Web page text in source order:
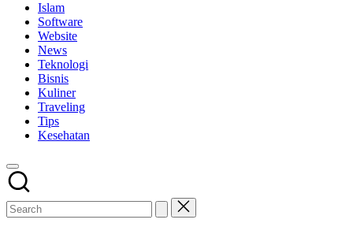
Islam
Software
Website
News
Teknologi
Bisnis
Kuliner
Traveling
Tips
Kesehatan